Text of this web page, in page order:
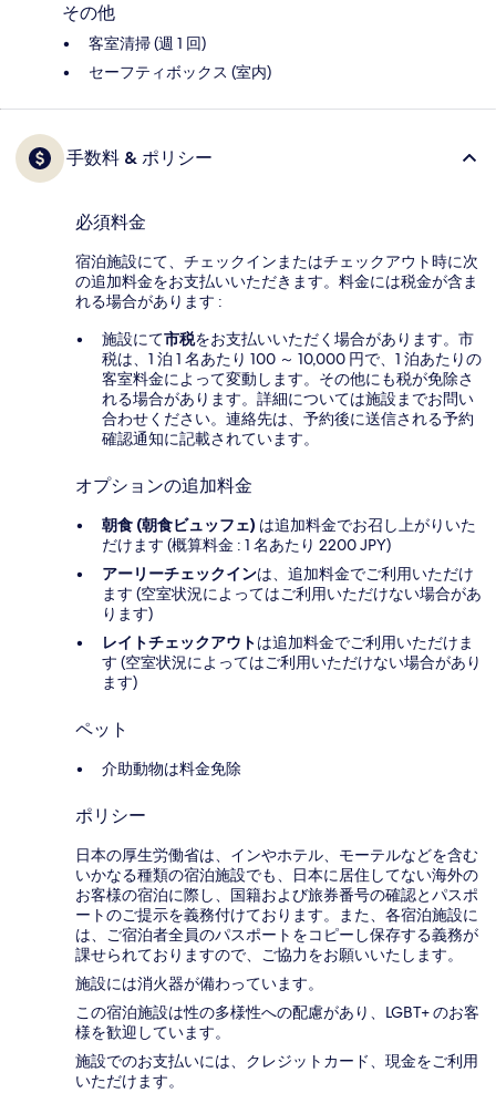
その他
客室清掃 (週 1 回)
セーフティボックス (室内)
手数料 & ポリシー
必須料金
宿泊施設にて、チェックインまたはチェックアウト時に次
の追加料金をお支払いいただきます。料金には税金が含ま
れる場合があります :
施設にて市税をお支払いいただく場合があります。市
税は、1 泊 1 名あたり 100 ～ 10,000 円で、1 泊あたりの
客室料金によって変動します。その他にも税が免除さ
れる場合があります。詳細については施設までお問い
合わせください。連絡先は、予約後に送信される予約
確認通知に記載されています。
オプションの追加料金
朝食 (朝食ビュッフェ) は追加料金でお召し上がりいた
だけます (概算料金 : 1 名あたり 2200 JPY)
アーリーチェックインは、追加料金でご利用いただけ
ます (空室状況によってはご利用いただけない場合があ
ります)
レイトチェックアウトは追加料金でご利用いただけま
す (空室状況によってはご利用いただけない場合があり
ます)
ペット
介助動物は料金免除
ポリシー
日本の厚生労働省は、インやホテル、モーテルなどを含む
いかなる種類の宿泊施設でも、日本に​居住してない海外の
お客様の宿泊に際し、国籍および旅券番号の確認とパスポ
ートのご提示を義務付け​ております。また、各宿泊施設に
は、ご宿泊者全員のパスポートをコピーし保存する義務が
課せられておりますの​で、ご協力をお願いいたします。
施設には消火器が備わっています。
この宿泊施設は性の多様性への配慮があり、LGBT+ のお客
様を歓迎しています。
施設でのお支払いには、クレジットカード、現金をご利用
いただけます。